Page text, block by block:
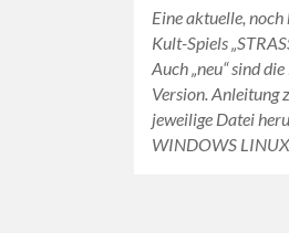
Eine aktuelle, noch
Kult-Spiels
Auch „neu“ sind
Version. Anleitung
jeweilige Datei
WINDOWS